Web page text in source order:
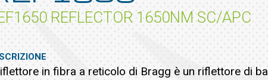
REFLECTOR 1650NM SC/APC
in fibra a reticolo di Bragg è un riflettore di